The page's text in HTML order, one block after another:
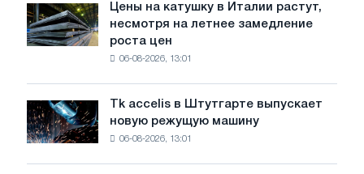
июле
с
максимума
года
Цены
на
катушку
несмотря
на
летнее
замедление
Цены на катушку в Италии растут,
несмотря на летнее замедление
роста цен
06-08-2026, 13:01
Tk
accelis
в
Tk accelis в Штутгарте выпускает
новую режущую машину
06-08-2026, 13:01